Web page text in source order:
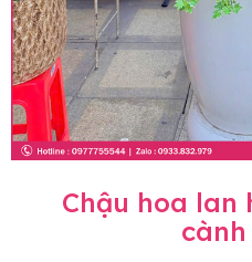
Chậu hoa lan
cành